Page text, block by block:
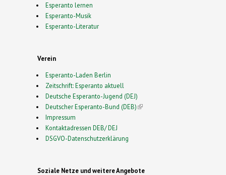
Esperanto lernen
Esperanto-Musik
Esperanto-Literatur
Verein
Esperanto-Laden Berlin
Zeitschrift: Esperanto aktuell
Deutsche Esperanto-Jugend (DEJ)
Deutscher Esperanto-Bund (DEB)(link is external)
Impressum
Kontaktadressen DEB/ DEJ
DSGVO-Datenschutzerklärung
Soziale Netze und weitere Angebote